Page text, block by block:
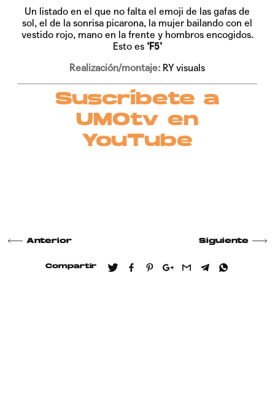
Un listado en el que no falta el emoji de las gafas de
sol, el de la sonrisa picarona, la mujer bailando con el
vestido rojo, mano en la frente y hombros encogidos.
Esto es‘F5’
Realización/montaje: RY visuals
Suscríbete a
UMOtv en
YouTube
Anterior Siguiente
Compartir